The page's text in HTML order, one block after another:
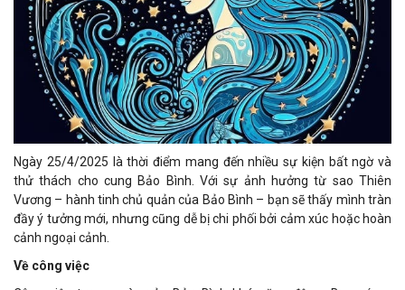
Ngày 25/4/2025 là thời điểm mang đến nhiều sự kiện bất ngờ và
thử thách cho cung Bảo Bình. Với sự ảnh hưởng từ sao Thiên
Vương – hành tinh chủ quản của Bảo Bình – bạn sẽ thấy mình tràn
đầy ý tưởng mới, nhưng cũng dễ bị chi phối bởi cảm xúc hoặc hoàn
cảnh ngoại cảnh.
Về công việc